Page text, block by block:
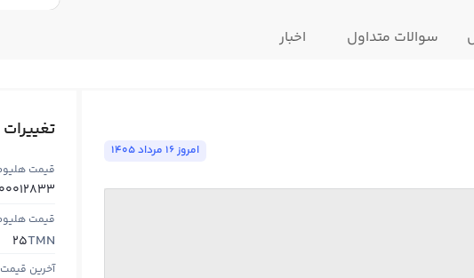
سوالات متداول اخبار
امروز ١٦ مرداد ١٤٠٥
قیمت
قیمت
TMN
25
آخرین